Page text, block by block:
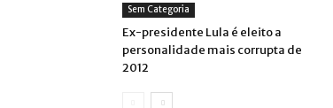
Sem Categoria
Ex-presidente Lula é eleito a
personalidade mais corrupta de
2012